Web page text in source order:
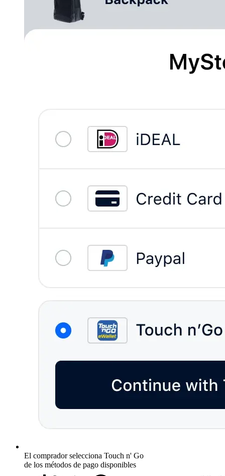
El comprador selecciona Touch n' Go
de los métodos de pago disponibles